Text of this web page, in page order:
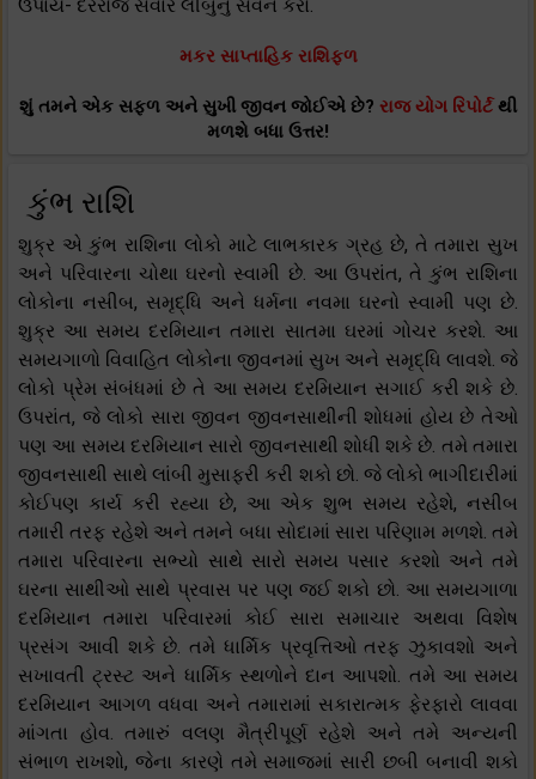
ઉપાય- દરરોજ સવારે લીંબુનું સેવન કરો.
મકર સાપ્તાહિક રાશિફળ
શું તમને એક સફળ અને સુખી જીવન જોઈએ છે? રાજ યોગ રિપોર્ટથી
મળશે બધા ઉત્તર!
કુંભ રાશિ
શુક્ર એ કુંભ રાશિના લોકો માટે લાભકારક ગ્રહ છે, તે તમારા સુખ
અને પરિવારના ચોથા ઘરનો સ્વામી છે. આ ઉપરાંત, તે કુંભ રાશિના
લોકોના નસીબ, સમૃદ્ધિ અને ધર્મના નવમા ઘરનો સ્વામી પણ છે.
શુક્ર આ સમય દરમિયાન તમારા સાતમા ઘરમાં ગોચર કરશે. આ
સમયગાળો વિવાહિત લોકોના જીવનમાં સુખ અને સમૃદ્ધિ લાવશે. જે
લોકો પ્રેમ સંબંધમાં છે તે આ સમય દરમિયાન સગાઈ કરી શકે છે.
ઉપરાંત, જે લોકો સારા જીવન જીવનસાથીની શોધમાં હોય છે તેઓ
પણ આ સમય દરમિયાન સારો જીવનસાથી શોધી શકે છે. તમે તમારા
જીવનસાથી સાથે લાંબી મુસાફરી કરી શકો છો. જે લોકો ભાગીદારીમાં
કોઈપણ કાર્ય કરી રહ્યા છે, આ એક શુભ સમય રહેશે, નસીબ
તમારી તરફ રહેશે અને તમને બધા સોદામાં સારા પરિણામ મળશે. તમે
તમારા પરિવારના સભ્યો સાથે સારો સમય પસાર કરશો અને તમે
ઘરના સાથીઓ સાથે પ્રવાસ પર પણ જઈ શકો છો. આ સમયગાળા
દરમિયાન તમારા પરિવારમાં કોઈ સારા સમાચાર અથવા વિશેષ
પ્રસંગ આવી શકે છે. તમે ધાર્મિક પ્રવૃત્તિઓ તરફ ઝુકાવશો અને
સખાવતી ટ્રસ્ટ અને ધાર્મિક સ્થળોને દાન આપશો. તમે આ સમય
દરમિયાન આગળ વધવા અને તમારામાં સકારાત્મક ફેરફારો લાવવા
માંગતા હોવ. તમારું વલણ મૈત્રીપૂર્ણ રહેશે અને તમે અન્યની
સંભાળ રાખશો, જેના કારણે તમે સમાજમાં સારી છબી બનાવી શકો